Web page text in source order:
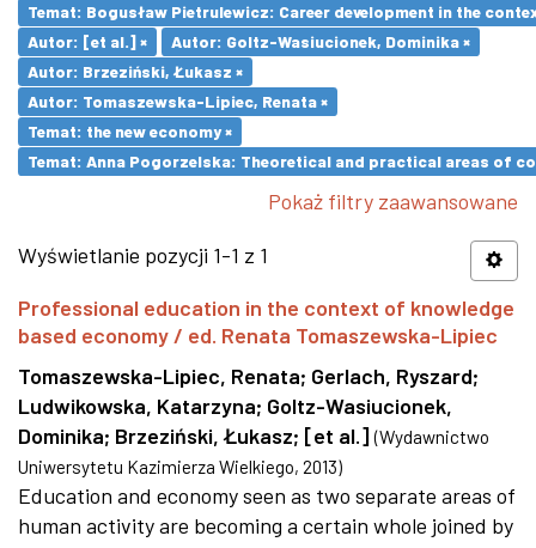
Temat: Bogusław Pietrulewicz: Career development in the
Autor: [et al.] ×
Autor: Goltz-Wasiucionek, Dominika ×
Autor: Brzeziński, Łukasz ×
Autor: Tomaszewska-Lipiec, Renata ×
Temat: the new economy ×
Temat: Anna Pogorzelska: Theoretical and practical areas of
Pokaż filtry zaawansowane
Wyświetlanie pozycji 1-1 z 1
Professional education in the context of knowledge
based economy / ed. Renata Tomaszewska-Lipiec
Tomaszewska-Lipiec, Renata; Gerlach, Ryszard;
Ludwikowska, Katarzyna; Goltz-Wasiucionek,
Dominika; Brzeziński, Łukasz; [et al.] (Wydawnictwo
Uniwersytetu Kazimierza Wielkiego, 2013)
Education and economy seen as two separate areas of
human activity are becoming a certain whole joined by